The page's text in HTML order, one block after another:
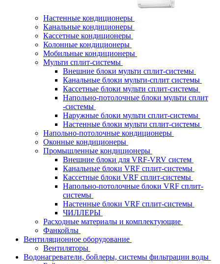
Настенные кондиционеры
Канальные кондиционеры
Кассетные кондиционеры
Колонные кондиционеры
Мобильные кондиционеры
Мульти сплит-системы
Внешние блоки мульти сплит-системы
Канальные блоки мульти-сплит системы
Кассетные блоки мульти сплит-системы
Напольно-потолочные блоки мульти сплит
-системы
Наружные блоки мульти сплит-системы
Настенные блоки мульти сплит-системы
Напольно-потолочные кондиционеры
Оконные кондиционеры
Промышленные кондиционеры
Внешние блоки для VRF-VRV систем
Канальные блоки VRF сплит-системы
Кассетные блоки VRF сплит-системы
Напольно-потолочные блоки VRF сплит-
системы
Настенные блоки VRF сплит-системы
ЧИЛЛЕРЫ
Расходные материалы и комплектующие
Фанкойлы
Вентиляционное оборудование
Вентиляторы
Водонагреватели, бойлеры, системы фильтрации воды